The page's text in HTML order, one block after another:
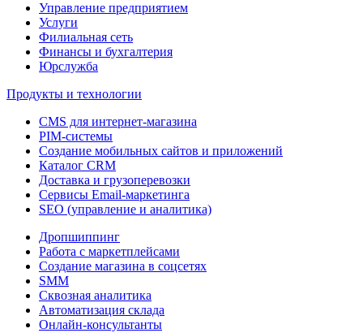
Управление предприятием
Услуги
Филиальная сеть
Финансы и бухгалтерия
Юрслужба
Продукты и технологии
CMS для интернет-магазина
PIM-системы
Создание мобильных сайтов и приложений
Каталог CRM
Доставка и грузоперевозки
Сервисы Email-маркетинга
SEO (управление и аналитика)
Дропшиппинг
Работа с маркетплейсами
Создание магазина в соцсетях
SMM
Сквозная аналитика
Автоматизация склада
Онлайн-консультанты